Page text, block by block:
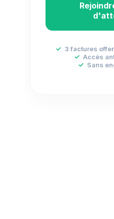
✓ 3 factures
✓ Accès
✓ Sans